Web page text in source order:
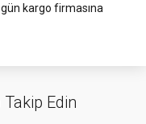
kargo firmasına
Edin